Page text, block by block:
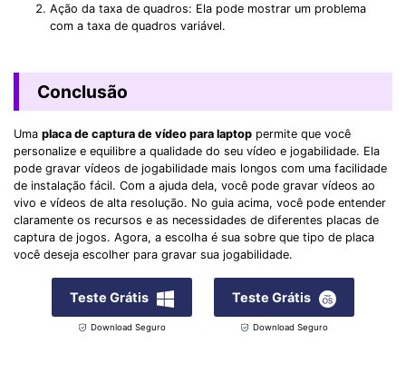
Ação da taxa de quadros: Ela pode mostrar um problema
com a taxa de quadros variável.
Conclusão
Uma placa de captura de vídeo para laptop permite que você
personalize e equilibre a qualidade do seu vídeo e jogabilidade. Ela
pode gravar vídeos de jogabilidade mais longos com uma facilidade
de instalação fácil. Com a ajuda dela, você pode gravar vídeos ao
vivo e vídeos de alta resolução. No guia acima, você pode entender
claramente os recursos e as necessidades de diferentes placas de
captura de jogos. Agora, a escolha é sua sobre que tipo de placa
você deseja escolher para gravar sua jogabilidade.
Teste Grátis
Download Seguro
Teste Grátis
Download Seguro